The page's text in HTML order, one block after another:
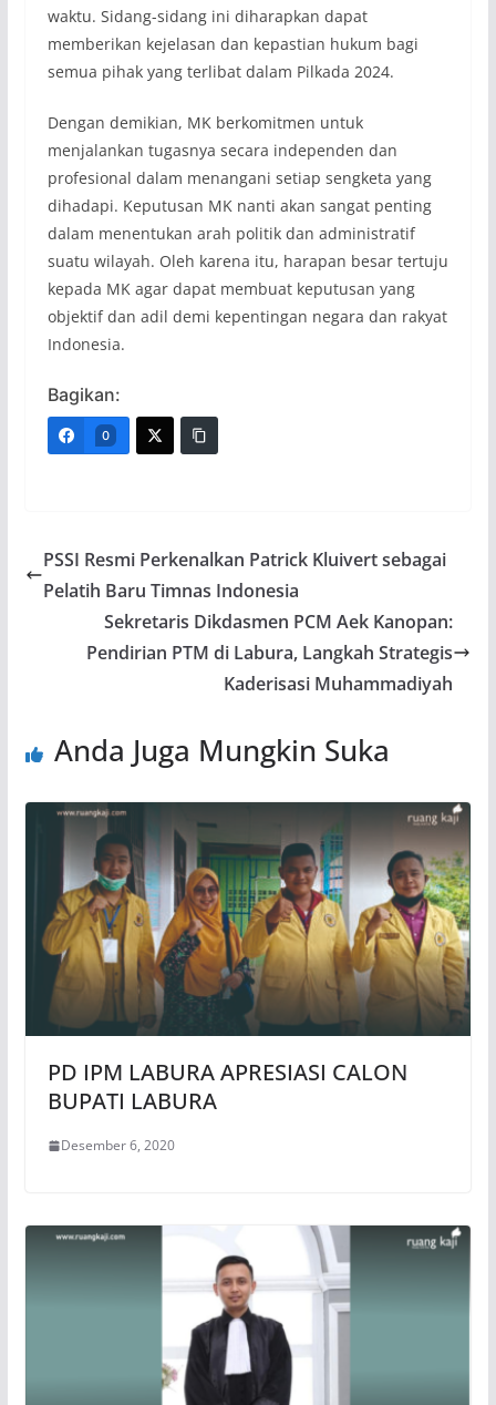
waktu. Sidang-sidang ini diharapkan dapat
memberikan kejelasan dan kepastian hukum bagi
semua pihak yang terlibat dalam Pilkada 2024.
Dengan demikian, MK berkomitmen untuk
menjalankan tugasnya secara independen dan
profesional dalam menangani setiap sengketa yang
dihadapi. Keputusan MK nanti akan sangat penting
dalam menentukan arah politik dan administratif
suatu wilayah. Oleh karena itu, harapan besar tertuju
kepada MK agar dapat membuat keputusan yang
objektif dan adil demi kepentingan negara dan rakyat
Indonesia.
Bagikan:
0
PSSI Resmi Perkenalkan Patrick Kluivert sebagai
Pelatih Baru Timnas Indonesia
Sekretaris Dikdasmen PCM Aek Kanopan:
Pendirian PTM di Labura, Langkah Strategis
Kaderisasi Muhammadiyah
Anda Juga Mungkin Suka
PD IPM LABURA APRESIASI CALON
BUPATI LABURA
Desember 6, 2020